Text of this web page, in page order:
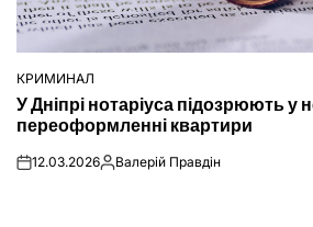
ОПУБЛІКУВАТИ
У
КРИМИНАЛ
У Дніпрі нотаріуса підозрюють у
переоформленні квартири
on12.03.2026Опубліковано
Валерій Правдін